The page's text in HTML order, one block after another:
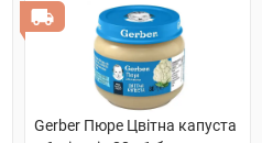
Gerber Пюре Цвітна капуста